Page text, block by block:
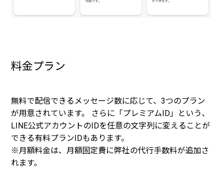
料金プラン
無料で配信できるメッセージ数に応じて、3つのプラン
が用意されています。 さらに「プレミアムID」という、
LINE公式アカウントのIDを任意の文字列に変えることが
できる有料プランIDもあります。
※月額料金は、月額固定費に弊社の代行手数料が追加さ
れます。